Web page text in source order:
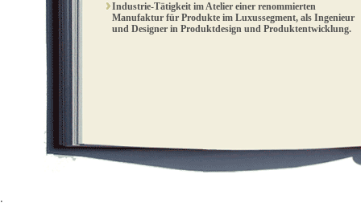
Industrie-Tätigkeit im Atelier einer renommierten
Manufaktur für Produkte im Luxussegment, als Ingenieur
und Designer in Produktdesign und Produktentwicklung.
·